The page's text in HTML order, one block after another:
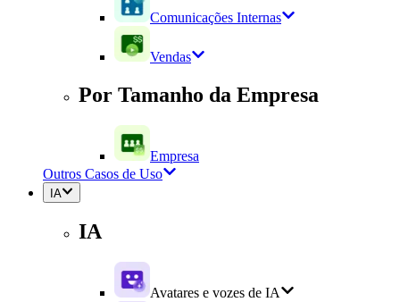
Comunicações Internas
Vendas
Por Tamanho da Empresa
Empresa
Outros Casos de Uso
IA
IA
Avatares e vozes de IA